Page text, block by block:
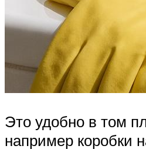
Это удобно в том
например коробки